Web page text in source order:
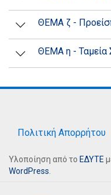
ΘΕΜΑ ζ -
ΘΕΜΑ η - Ταμεία
Πολιτική Απορρήτου
Υλοποίηση από το ΕΔΥΤΕ
WordPress.